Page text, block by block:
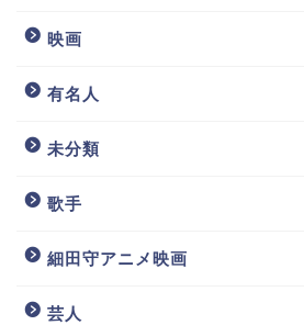
映画
有名人
未分類
歌手
細田守アニメ映画
芸人